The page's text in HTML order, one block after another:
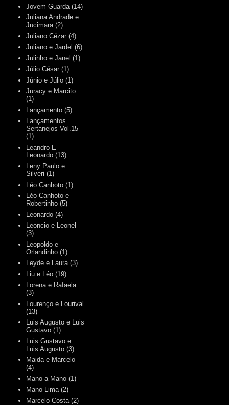
Jovem Guarda (14)
Juliana Andrade e
Jucimara (2)
Juliano Cézar (4)
Juliano e Jardel (6)
Julinho e Janel (1)
Júlio César (1)
Júnio e Júlio (1)
Juracy e Marcito
(1)
Lançamento (5)
Lançamentos
Sertanejos Vol.15
(1)
Leandro E
Leonardo (13)
Leny Paulo e
Silveri (1)
Léo Canhoto (1)
Léo Canhoto e
Robertinho (5)
Leonardo (4)
Leoncio e Leonel
(3)
Leopoldo e
Orlandinho (1)
Leyde e Laura (3)
Liu e Léo (19)
Lorena e Rafaela
(3)
Lourenço e Lourival
(13)
Luis Augusto e Luis
Gustavo (1)
Luis Gustavo e
Luis Augusto (3)
Maida e Marcelo
(4)
Mano a Mano (1)
Mano Lima (2)
Marcelo Costa (2)